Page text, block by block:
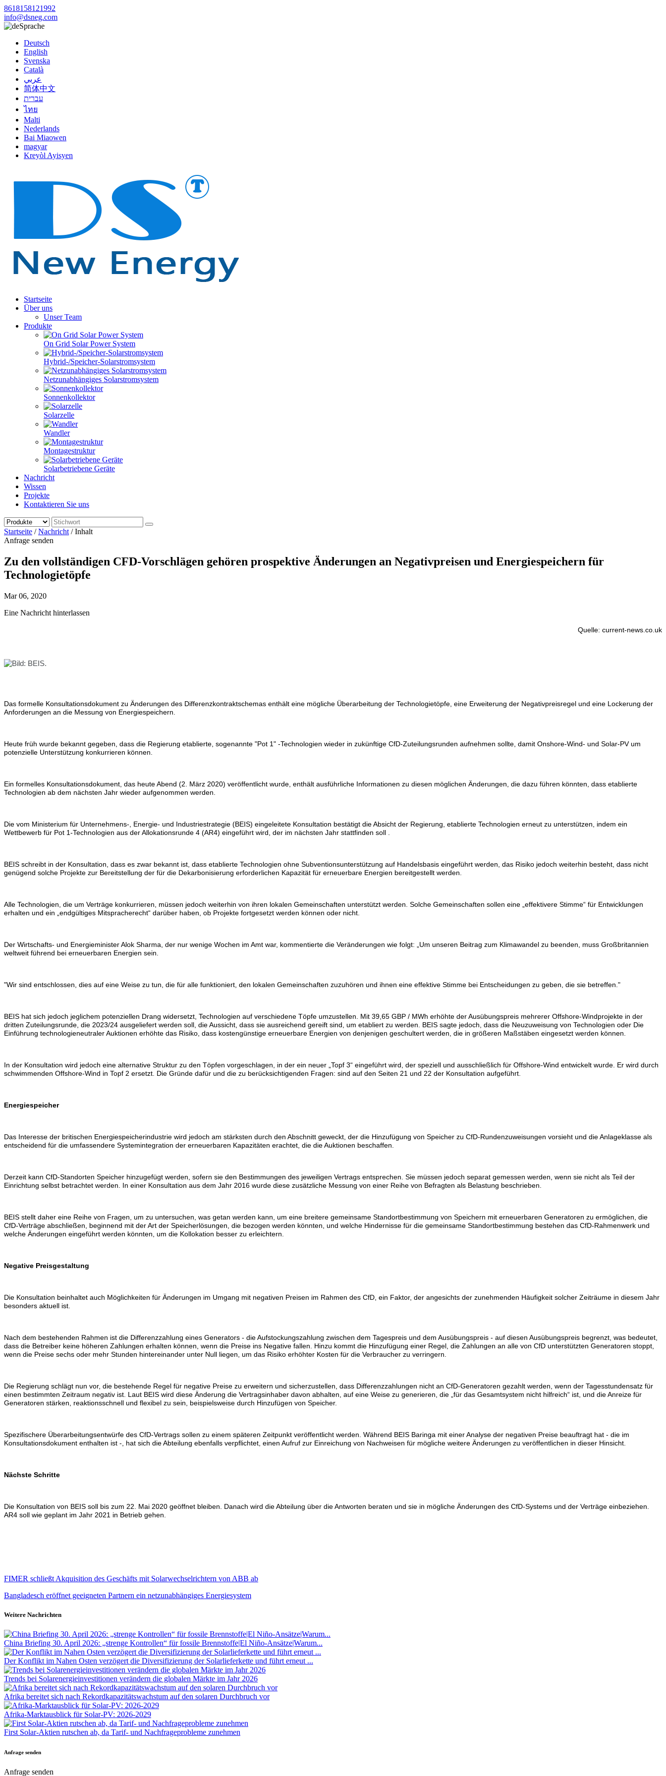
8618158121992
info@dsneg.com
Sprache
Deutsch
English
Svenska
Català
عربي
简体中文
עברית
ไทย
Malti
Nederlands
Bai Miaowen
magyar
Kreyòl Ayisyen
Startseite
Über uns
Unser Team
Produkte
On Grid Solar Power System
Hybrid-/Speicher-Solarstromsystem
Netzunabhängiges Solarstromsystem
Sonnenkollektor
Solarzelle
Wandler
Montagestruktur
Solarbetriebene Geräte
Nachricht
Wissen
Projekte
Kontaktieren Sie uns
Startseite /Nachricht /Inhalt
Anfrage senden
Zu den vollständigen CFD-Vorschlägen gehören prospektive Änderungen an Negativpreisen und Energiespeichern für
Technologietöpfe
Mar 06, 2020
Eine Nachricht hinterlassen
Quelle: current-news.co.uk
Das formelle Konsultationsdokument zu Änderungen des Differenzkontraktschemas enthält eine mögliche Überarbeitung der Technologietöpfe, eine Erweiterung der Negativpreisregel und eine Lockerung der
Anforderungen an die Messung von Energiespeichern.
Heute früh wurde bekannt gegeben, dass die Regierung etablierte, sogenannte "Pot 1" -Technologien wieder in zukünftige CfD-Zuteilungsrunden aufnehmen sollte, damit Onshore-Wind- und Solar-PV um
potenzielle Unterstützung konkurrieren können.
Ein formelles Konsultationsdokument, das heute Abend (2. März 2020) veröffentlicht wurde, enthält ausführliche Informationen zu diesen möglichen Änderungen, die dazu führen könnten, dass etablierte
Technologien ab dem nächsten Jahr wieder aufgenommen werden.
Die vom Ministerium für Unternehmens-, Energie- und Industriestrategie (BEIS) eingeleitete Konsultation bestätigt die Absicht der Regierung, etablierte Technologien erneut zu unterstützen, indem ein
Wettbewerb für Pot 1-Technologien aus der Allokationsrunde 4 (AR4) eingeführt wird, der im nächsten Jahr stattfinden soll .
BEIS schreibt in der Konsultation, dass es zwar bekannt ist, dass etablierte Technologien ohne Subventionsunterstützung auf Handelsbasis eingeführt werden, das Risiko jedoch weiterhin besteht, dass nicht
genügend solche Projekte zur Bereitstellung der für die Dekarbonisierung erforderlichen Kapazität für erneuerbare Energien bereitgestellt werden.
Alle Technologien, die um Verträge konkurrieren, müssen jedoch weiterhin von ihren lokalen Gemeinschaften unterstützt werden. Solche Gemeinschaften sollen eine „effektivere Stimme“ für Entwicklungen
erhalten und ein „endgültiges Mitspracherecht“ darüber haben, ob Projekte fortgesetzt werden können oder nicht.
Der Wirtschafts- und Energieminister Alok Sharma, der nur wenige Wochen im Amt war, kommentierte die Veränderungen wie folgt: „Um unseren Beitrag zum Klimawandel zu beenden, muss Großbritannien
weltweit führend bei erneuerbaren Energien sein.
"Wir sind entschlossen, dies auf eine Weise zu tun, die für alle funktioniert, den lokalen Gemeinschaften zuzuhören und ihnen eine effektive Stimme bei Entscheidungen zu geben, die sie betreffen."
BEIS hat sich jedoch jeglichem potenziellen Drang widersetzt, Technologien auf verschiedene Töpfe umzustellen.
Mit 39,65 GBP / MWh erhöhte der Ausübungspreis mehrerer Offshore-Windprojekte in der
dritten Zuteilungsrunde, die 2023/24 ausgeliefert werden soll, die Aussicht, dass sie ausreichend gereift sind, um etabliert zu werden. BEIS sagte jedoch, dass die Neuzuweisung von Technologien oder Die
Einführung technologieneutraler Auktionen erhöhte das Risiko, dass kostengünstige erneuerbare Energien von denjenigen geschultert werden, die in größeren Maßstäben eingesetzt werden können.
In der Konsultation wird jedoch eine alternative Struktur zu den Töpfen vorgeschlagen, in der ein neuer „Topf 3“ eingeführt wird, der speziell und ausschließlich für Offshore-Wind entwickelt wurde. Er wird durch
schwimmenden Offshore-Wind in Topf 2 ersetzt. Die Gründe dafür und die zu berücksichtigenden Fragen: sind auf den Seiten 21 und 22 der Konsultation aufgeführt.
Energiespeicher
Das Interesse der britischen Energiespeicherindustrie wird jedoch am stärksten durch den Abschnitt geweckt, der die Hinzufügung von Speicher zu CfD-Rundenzuweisungen vorsieht und die Anlageklasse als
entscheidend für die umfassendere Systemintegration der erneuerbaren Kapazitäten erachtet, die die Auktionen beschaffen.
Derzeit kann CfD-Standorten Speicher hinzugefügt werden, sofern sie den Bestimmungen des jeweiligen Vertrags entsprechen. Sie müssen jedoch separat gemessen werden, wenn sie nicht als Teil der
Einrichtung selbst betrachtet werden.
In einer Konsultation aus dem Jahr 2016 wurde diese zusätzliche Messung von einer Reihe von Befragten als Belastung beschrieben.
BEIS stellt daher eine Reihe von Fragen, um zu untersuchen, was getan werden kann, um eine breitere gemeinsame Standortbestimmung von Speichern mit erneuerbaren Generatoren zu ermöglichen, die
CfD-Verträge abschließen, beginnend mit der Art der Speicherlösungen, die bezogen werden könnten, und welche Hindernisse für die gemeinsame Standortbestimmung bestehen das CfD-Rahmenwerk und
welche Änderungen eingeführt werden könnten, um die Kollokation besser zu erleichtern.
Negative Preisgestaltung
Die Konsultation beinhaltet auch Möglichkeiten für Änderungen im Umgang mit negativen Preisen im Rahmen des CfD, ein Faktor, der angesichts der zunehmenden Häufigkeit solcher Zeiträume in diesem Jahr
besonders aktuell ist.
Nach dem bestehenden Rahmen ist die Differenzzahlung eines Generators - die Aufstockungszahlung zwischen dem Tagespreis und dem Ausübungspreis - auf diesen Ausübungspreis begrenzt, was bedeutet,
dass die Betreiber keine höheren Zahlungen erhalten können, wenn die Preise ins Negative fallen.
Hinzu kommt die Hinzufügung einer Regel, die Zahlungen an alle von CfD unterstützten Generatoren stoppt,
wenn die Preise sechs oder mehr Stunden hintereinander unter Null liegen, um das Risiko erhöhter Kosten für die Verbraucher zu verringern.
Die Regierung schlägt nun vor, die bestehende Regel für negative Preise zu erweitern und sicherzustellen, dass Differenzzahlungen nicht an CfD-Generatoren gezahlt werden, wenn der Tagesstundensatz für
einen bestimmten Zeitraum negativ ist. Laut BEIS wird diese Änderung die Vertragsinhaber davon abhalten, auf eine Weise zu generieren, die „für das Gesamtsystem nicht hilfreich“ ist, und die Anreize für
Generatoren stärken, reaktionsschnell und flexibel zu sein, beispielsweise durch Hinzufügen von Speicher.
Spezifischere Überarbeitungsentwürfe des CfD-Vertrags sollen zu einem späteren Zeitpunkt veröffentlicht werden. Während BEIS Baringa mit einer Analyse der negativen Preise beauftragt hat - die im
Konsultationsdokument enthalten ist -, hat sich die Abteilung ebenfalls verpflichtet, einen Aufruf zur Einreichung von Nachweisen für mögliche weitere Änderungen zu veröffentlichen in dieser Hinsicht.
Nächste Schritte
Die Konsultation von BEIS soll bis zum 22. Mai 2020 geöffnet bleiben. Danach wird die Abteilung über die Antworten beraten und sie in mögliche Änderungen des CfD-Systems und der Verträge einbeziehen.
AR4 soll wie geplant im Jahr 2021 in Betrieb gehen.
FIMER schließt Akquisition des Geschäfts mit Solarwechselrichtern von ABB ab
Bangladesch eröffnet geeigneten Partnern ein netzunabhängiges Energiesystem
Weitere Nachrichten
China Briefing 30. April 2026: „strenge Kontrollen“ für fossile Brennstoffe|El Niño-Ansätze|Warum...
Der Konflikt im Nahen Osten verzögert die Diversifizierung der Solarlieferkette und führt erneut ...
Trends bei Solarenergieinvestitionen verändern die globalen Märkte im Jahr 2026
Afrika bereitet sich nach Rekordkapazitätswachstum auf den solaren Durchbruch vor
Afrika-Marktausblick für Solar-PV: 2026-2029
First Solar-Aktien rutschen ab, da Tarif- und Nachfrageprobleme zunehmen
Anfrage senden
Anfrage senden